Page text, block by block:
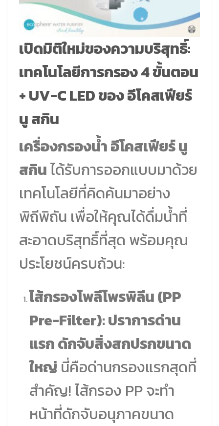
เปิดมิติใหม่ของความบริสุทธิ์:
เทคโนโลยีการกรอง 4 ขั้นตอน
+ UV-C LED ของ อีโคสเฟียร์
นู สกิน
เครื่องกรองน้ำ อีโคสเฟียร์ นู
สกินได้รับการออกแบบมาด้วย
เทคโนโลยีที่คิดค้นมาอย่าง
พิถีพิถัน เพื่อให้คุณได้ดื่มน้ำที่
สะอาดบริสุทธิ์ที่สุด พร้อมคุณ
ประโยชน์ครบถ้วน:
ไส้กรองโพลีโพรพิลีน (PP
Pre-Filter): ปราการด่าน
แรก ดักจับสิ่งสกปรกขนาด
ใหญ่ นี่คือด่านกรองแรกสุดที่
สำคัญ! ไส้กรอง PP จะทำ
หน้าที่ดักจับอนุภาคขนาด